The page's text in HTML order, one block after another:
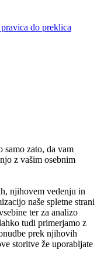
do preklica
samo zato, da vam
z vašim osebnim
njihovem vedenju in
naše spletne strani
ter za analizo
tudi primerjamo z
prek njihovih
storitve že uporabljate